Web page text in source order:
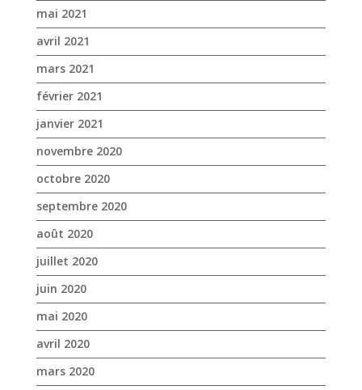
novembre 2020
octobre 2020
septembre 2020
août 2020
juillet 2020
juin 2020
mai 2020
avril 2020
mars 2020
janvier 2020
décembre 2019
novembre 2019
octobre 2019
septembre 2019